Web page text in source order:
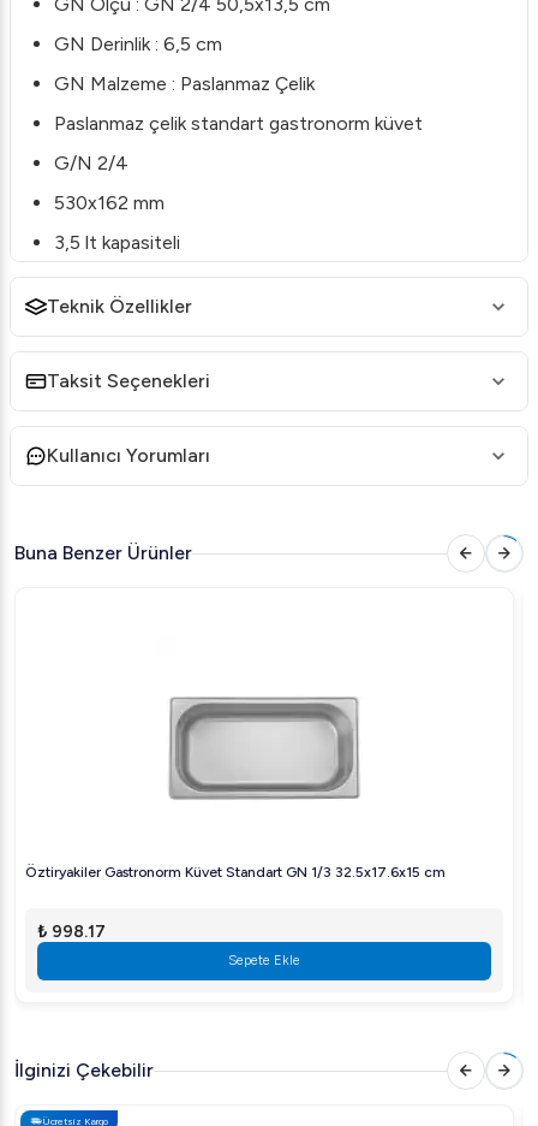
GN Derinlik : 6,5 cm
GN Malzeme : Paslanmaz Çelik
Paslanmaz çelik standart gastronorm küvet
G/N 2/4
530x162 mm
3,5 lt kapasiteli
65mm yüksekliğinde
Ürün Özellikleri
GN Ölçü : GN 2/4 16,2x53 cm
GN Derinlik : 6,5 cm
GN Malzeme : Paslanmaz Çelik
Teknik Özellikler
Taksit Seçenekleri
Kullanıcı Yorumları
Buna Benzer Ürünler
Öztiryakiler Gastronorm Küvet Standart GN 1/3 32.5x17.6x15 cm
₺ 998.17
Sepete Ekle
İlginizi Çekebilir
Ücretsiz Kargo